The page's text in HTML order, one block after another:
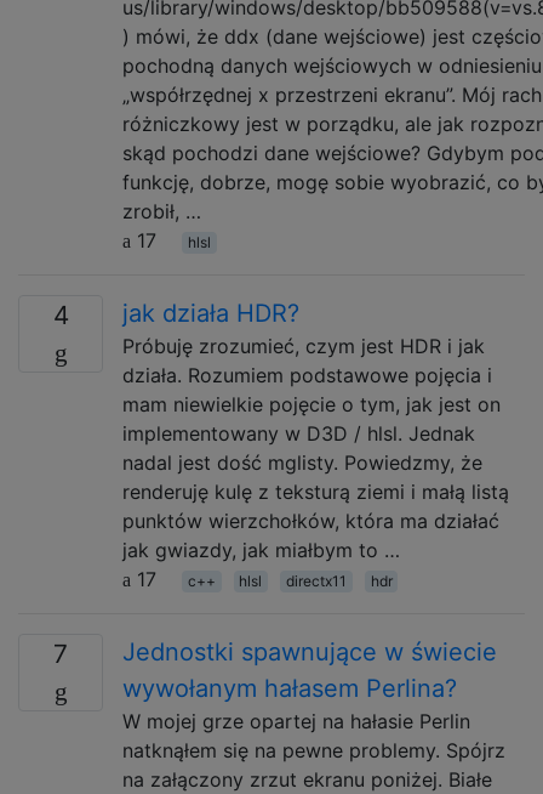
us/library/windows/desktop/
) mówi, że ddx (dane wejściowe) jest
pochodną danych wejściowych w
„współrzędnej x przestrzeni ekranu”. Mój
różniczkowy jest w porządku, ale jak
skąd pochodzi dane wejściowe? Gdybym
funkcję, dobrze, mogę sobie wyobrazić, co
zrobił, …
17
hlsl
4 jak działa HDR?
Próbuję zrozumieć, czym jest HDR i jak
działa. Rozumiem podstawowe pojęcia i
mam niewielkie pojęcie o tym, jak jest on
implementowany w D3D / hlsl. Jednak
nadal jest dość mglisty. Powiedzmy, że
renderuję kulę z teksturą ziemi i małą listą
punktów wierzchołków, która ma działać
jak gwiazdy, jak miałbym to …
17
c++ hlsl directx11 hdr
7
Jednostki spawnujące w świecie
wywołanym hałasem Perlina?
W mojej grze opartej na hałasie Perlin
natknąłem się na pewne problemy. Spójrz
na załączony zrzut ekranu poniżej. Białe